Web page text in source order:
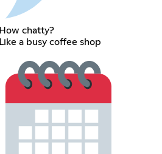
How chatty?
Like a busy coffee shop